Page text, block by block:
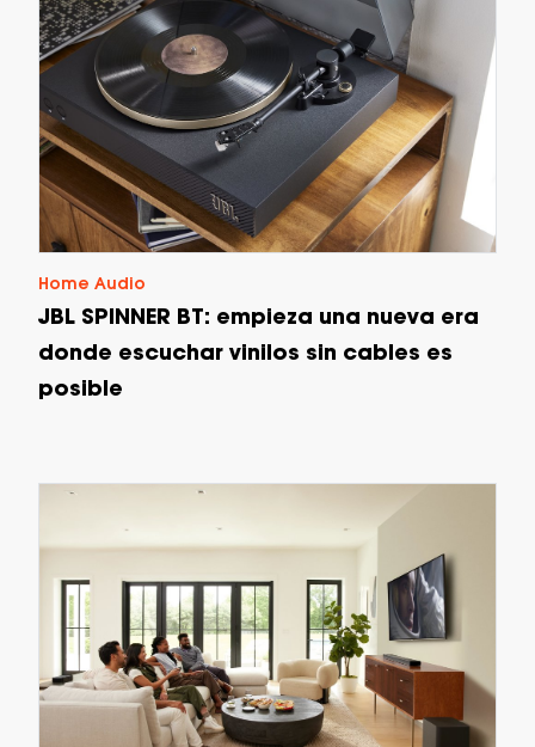
Home Audio
JBL SPINNER BT: empieza una nueva era
donde escuchar vinilos sin cables es
posible